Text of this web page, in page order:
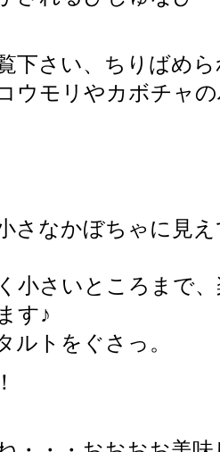
下さい、ちりばめ
ウモリやカボチャ
さなかぼちゃに見
小さいところまで
す♪
ルトをぐさっ。